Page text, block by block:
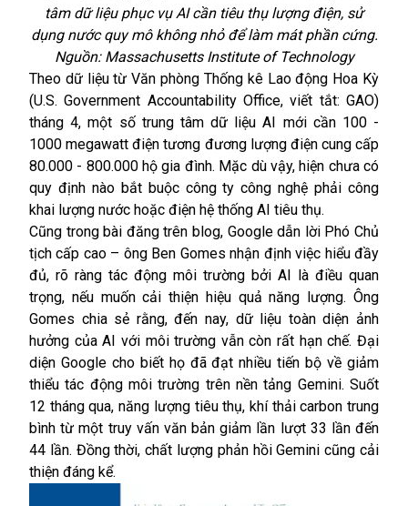
tâm dữ liệu phục vụ AI cần tiêu thụ lượng điện, sử
dụng nước quy mô không nhỏ để làm mát phần cứng.
Nguồn: Massachusetts Institute of Technology
Theo dữ liệu từ Văn phòng Thống kê Lao động Hoa Kỳ
(U.S. Government Accountability Office, viết tắt: GAO)
tháng 4, một số trung tâm dữ liệu AI mới cần 100 -
1000 megawatt điện tương đương lượng điện cung cấp
80.000 - 800.000 hộ gia đình. Mặc dù vậy, hiện chưa có
quy định nào bắt buộc công ty công nghệ phải công
khai lượng nước hoặc điện hệ thống AI tiêu thụ.
Cũng trong bài đăng trên blog, Google dẫn lời Phó Chủ
tịch cấp cao – ông Ben Gomes nhận định việc hiểu đầy
đủ, rõ ràng tác động môi trường bởi AI là điều quan
trọng, nếu muốn cải thiện hiệu quả năng lượng. Ông
Gomes chia sẻ rằng, đến nay, dữ liệu toàn diện ảnh
hưởng của AI với môi trường vẫn còn rất hạn chế. Đại
diện Google cho biết họ đã đạt nhiều tiến bộ về giảm
thiểu tác động môi trường trên nền tảng Gemini. Suốt
12 tháng qua, năng lượng tiêu thụ, khí thải carbon trung
bình từ một truy vấn văn bản giảm lần lượt 33 lần đến
44 lần. Đồng thời, chất lượng phản hồi Gemini cũng cải
thiện đáng kể.